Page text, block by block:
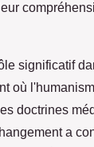
significatif
où
doctrines
a